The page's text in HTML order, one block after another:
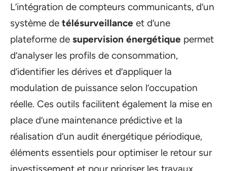
L’intégration de compteurs communicants, d’un
système de télésurveillance et d’une
plateforme de supervision énergétique permet
d’analyser les profils de consommation,
d’identifier les dérives et d’appliquer la
modulation de puissance selon l’occupation
réelle. Ces outils facilitent également la mise en
place d’une maintenance prédictive et la
réalisation d’un audit énergétique périodique,
éléments essentiels pour optimiser le retour sur